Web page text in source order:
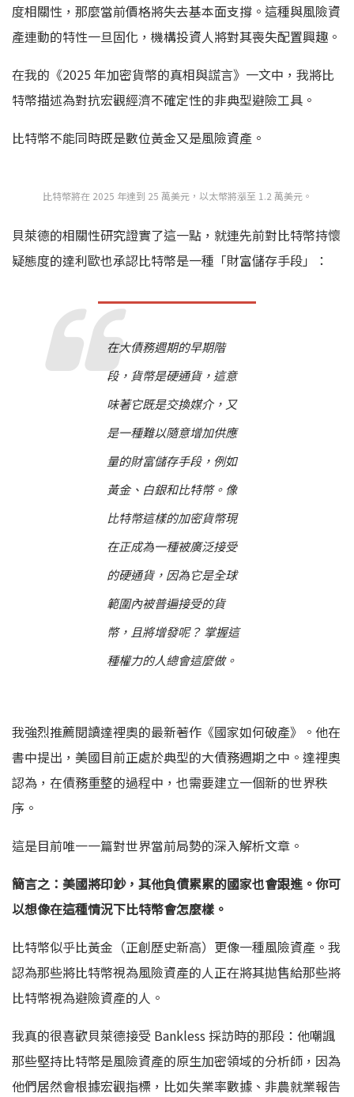
度相關性，那麼當前價格將失去基本面支撐。這種與風險資
產連動的特性一旦固化，機構投資人將對其喪失配置興趣。
在我的《2025 年加密貨幣的真相與謊言》一文中，我將比
特幣描述為對抗宏觀經濟不確定性的非典型避險工具。
比特幣不能同時既是數位黃金又是風險資產。
比特幣將在 2025 年達到 25 萬美元，以太幣將漲至 1.2 萬美元。
貝萊德的相關性研究證實了這一點，就連先前對比特幣持懷
疑態度的達利歐也承認比特幣是一種「財富儲存手段」：
在大債務週期的早期階
段，貨幣是硬通貨，這意
味著它既是交換媒介，又
是一種難以隨意增加供應
量的財富儲存手段，例如
黃金、白銀和比特幣。像
比特幣這樣的加密貨幣現
在正成為一種被廣泛接受
的硬通貨，因為它是全球
範圍內被普遍接受的貨
幣，且將增發呢？ 掌握這
種權力的人總會這麼做。
我強烈推薦閱讀達裡奧的最新著作《國家如何破產》。他在
書中提出，美國目前正處於典型的大債務週期之中。達裡奧
認為，在債務重整的過程中，也需要建立一個新的世界秩
序。
這是目前唯一一篇對世界當前局勢的深入解析文章。
簡言之：美國將印鈔，其他負債累累的國家也會跟進。你可
以想像在這種情況下比特幣會怎麼樣。
比特幣似乎比黃金（正創歷史新高）更像一種風險資產。我
認為那些將比特幣視為風險資產的人正在將其拋售給那些將
比特幣視為避險資產的人。
我真的很喜歡貝萊德接受 Bankless 採訪時的那段：他嘲諷
那些堅持比特幣是風險資產的原生加密領域的分析師，因為
他們居然會根據宏觀指標，比如失業率數據、非農就業報告